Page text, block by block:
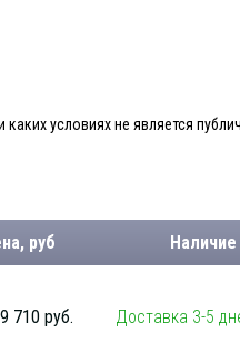
условиях не является
руб Наличие
710 руб. Доставка 3-5